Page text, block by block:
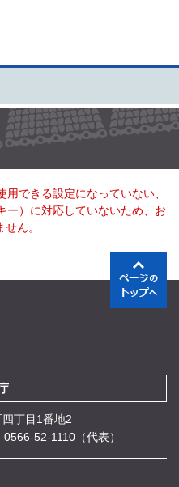
できる設定になっていない、
ー）に対応していないため、お
ん。
丁目1番地2
0566-52-1110（代表）